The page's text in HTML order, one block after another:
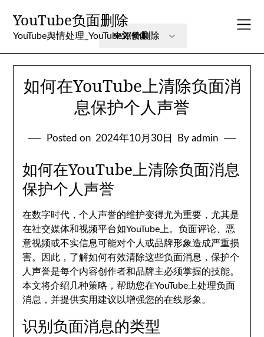
content
YouTube负面删除
YouTube舆情处理_YouTube评价删除
如何在YouTube上清除负面消
息保护个人声誉
Posted on 2024年10月30日 By admin
如何在YouTube上清除负面消息
保护个人声誉
在数字时代，个人声誉的维护变得尤为重要，尤其是
在社交媒体和视频平台如YouTube上。负面评论、恶
意视频或不实信息可能对个人或品牌形象造成严重损
害。因此，了解如何有效清除这些负面消息，保护个
人声誉是每个内容创作者和品牌主必须掌握的技能。
本文将介绍几种策略，帮助您在YouTube上处理负面
消息，并提供实用建议以增强您的在线形象。
识别负面消息的类型